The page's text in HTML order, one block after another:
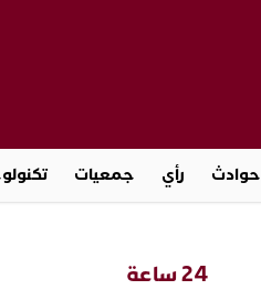
حوادث رأي جمعيات
24 ساعة